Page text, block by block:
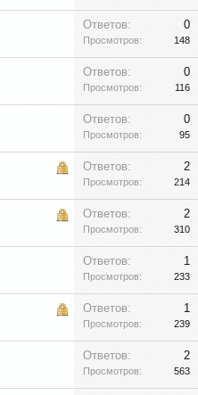
Ответов: 0
Просмотров: 148
Ответов: 0
Просмотров: 116
Ответов: 0
Просмотров: 95
Ответов: 2
Просмотров: 214
Ответов: 2
Просмотров: 310
Ответов: 1
Просмотров: 233
Ответов: 1
Просмотров: 239
Ответов: 2
Просмотров: 563